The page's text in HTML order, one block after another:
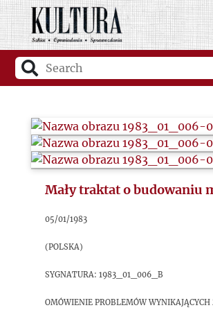
Mały traktat o budowaniu
05/01/1983
(Polska)
sygnatura: 1983_01_006_B
Omówienie problemów wynikających